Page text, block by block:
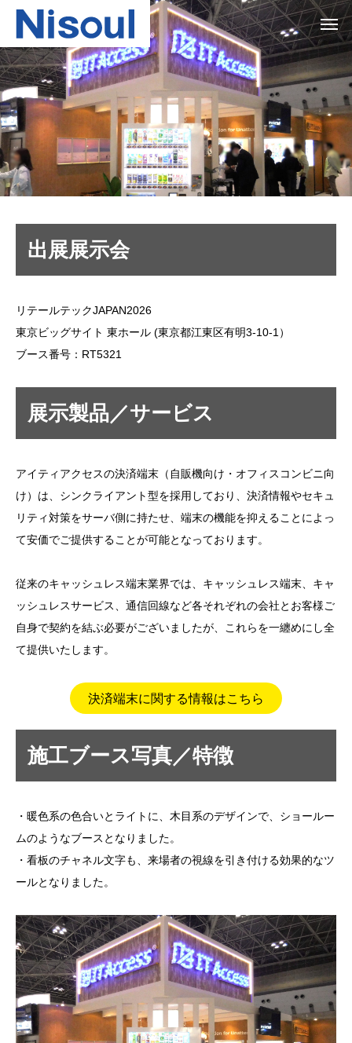
出展展示会
リテールテックJAPAN2026
東京ビッグサイト 東ホール (東京都江東区有明3-10-1）
ブース番号：RT5321
展示製品／サービス
アイティアクセスの決済端末（自販機向け・オフィスコンビニ向
け）は、シンクライアント型を採用しており、決済情報やセキュ
リティ対策をサーバ側に持たせ、端末の機能を抑えることによっ
て安価でご提供することが可能となっております。
従来のキャッシュレス端末業界では、キャッシュレス端末、キャ
ッシュレスサービス、通信回線など各それぞれの会社とお客様ご
自身で契約を結ぶ必要がございましたが、これらを一纏めにし全
て提供いたします。
決済端末に関する情報はこちら
施工ブース写真／特徴
・暖色系の色合いとライトに、木目系のデザインで、ショールー
ムのようなブースとなりました。
・看板のチャネル文字も、来場者の視線を引き付ける効果的なツ
ールとなりました。